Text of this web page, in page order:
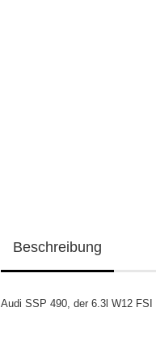
Beschreibung
Audi SSP 490, der 6.3l W12